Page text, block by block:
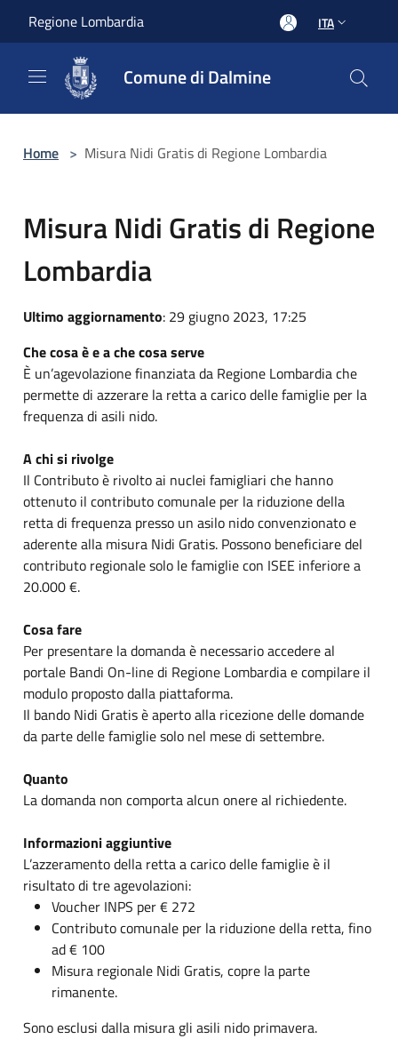
Regione Lombardia ITA
Comune di Dalmine
Home > Misura Nidi Gratis di Regione Lombardia
Misura Nidi Gratis di Regione
Lombardia
Ultimo aggiornamento: 29 giugno 2023, 17:25
Che cosa è e a che cosa serve
È un’agevolazione finanziata da Regione Lombardia che
permette di azzerare la retta a carico delle famiglie per la
frequenza di asili nido.
A chi si rivolge
Il Contributo è rivolto ai nuclei famigliari che hanno
ottenuto il contributo comunale per la riduzione della
retta di frequenza presso un asilo nido convenzionato e
aderente alla misura Nidi Gratis. Possono beneficiare del
contributo regionale solo le famiglie con ISEE inferiore a
20.000 €.
Cosa fare
Per presentare la domanda è necessario accedere al
portale Bandi On-line di Regione Lombardia e compilare il
modulo proposto dalla piattaforma.
Il bando Nidi Gratis è aperto alla ricezione delle domande
da parte delle famiglie solo nel mese di settembre.
Quanto
La domanda non comporta alcun onere al richiedente.
Informazioni aggiuntive
L’azzeramento della retta a carico delle famiglie è il
risultato di tre agevolazioni:
Voucher INPS per € 272
Contributo comunale per la riduzione della retta, fino
ad € 100
Misura regionale Nidi Gratis, copre la parte
rimanente.
Sono esclusi dalla misura gli asili nido primavera.